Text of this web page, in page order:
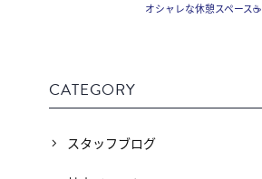
オシャレな休憩スペース☕️
CATEGORY
スタッフブログ